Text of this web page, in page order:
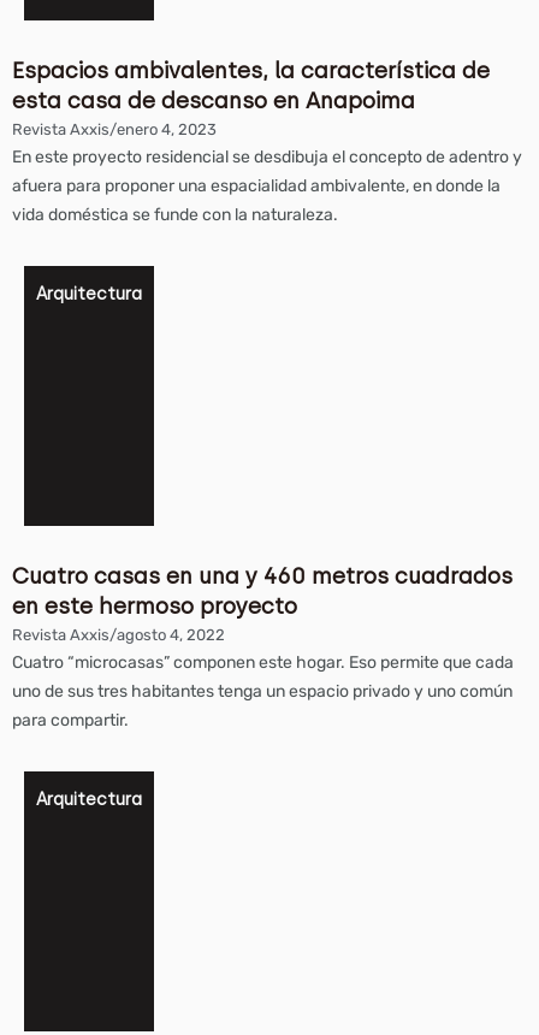
Espacios ambivalentes, la característica de
esta casa de descanso en Anapoima
Revista Axxis/enero 4, 2023
En este proyecto residencial se desdibuja el concepto de adentro y
afuera para proponer una espacialidad ambivalente, en donde la
vida doméstica se funde con la naturaleza.
Arquitectura
Cuatro casas en una y 460 metros cuadrados
en este hermoso proyecto
Revista Axxis/agosto 4, 2022
Cuatro “microcasas” componen este hogar. Eso permite que cada
uno de sus tres habitantes tenga un espacio privado y uno común
para compartir.
Arquitectura